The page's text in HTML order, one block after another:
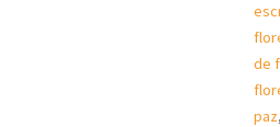
de
paz,